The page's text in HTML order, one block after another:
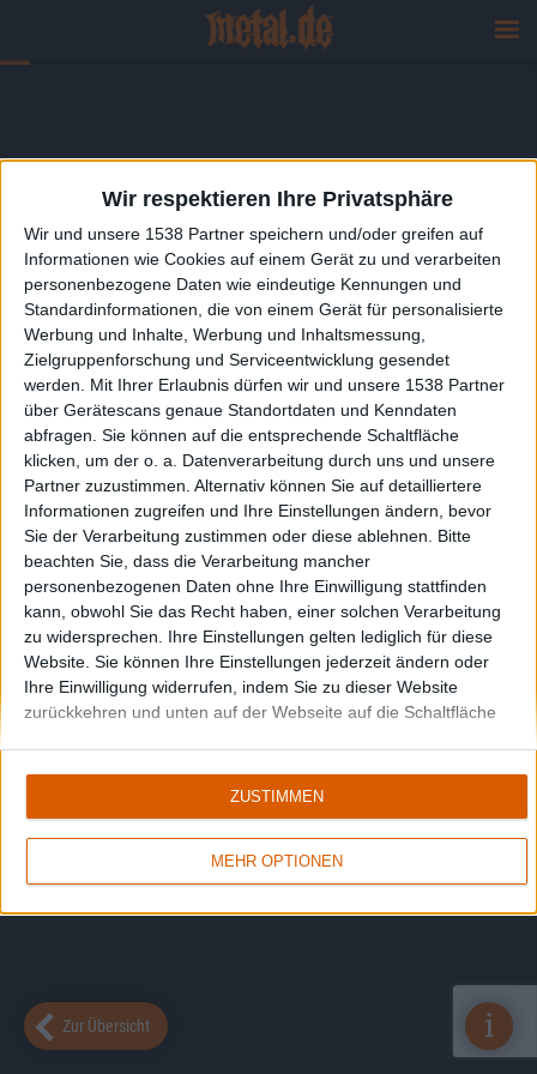
Wir respektieren Ihre Privatsphäre
Wir und unsere 1538 Partner speichern und/oder greifen auf
Informationen wie Cookies auf einem Gerät zu und verarbeiten
personenbezogene Daten wie eindeutige Kennungen und
Standardinformationen, die von einem Gerät für personalisierte
Werbung und Inhalte, Werbung und Inhaltsmessung,
Zielgruppenforschung und Serviceentwicklung gesendet
werden.
Mit Ihrer Erlaubnis dürfen wir und unsere 1538 Partner
über Gerätescans genaue Standortdaten und Kenndaten
abfragen. Sie können auf die entsprechende Schaltfläche
klicken, um der o. a. Datenverarbeitung durch uns und unsere
Partner zuzustimmen. Alternativ können Sie auf detailliertere
Informationen zugreifen und Ihre Einstellungen ändern, bevor
Sie der Verarbeitung zustimmen oder diese ablehnen.
Bitte
beachten Sie, dass die Verarbeitung mancher
personenbezogenen Daten ohne Ihre Einwilligung stattfinden
kann, obwohl Sie das Recht haben, einer solchen Verarbeitung
zu widersprechen. Ihre Einstellungen gelten lediglich für diese
Website. Sie können Ihre Einstellungen jederzeit ändern oder
Ihre Einwilligung widerrufen, indem Sie zu dieser Website
zurückkehren und unten auf der Webseite auf die Schaltfläche
MEHR OPTIONEN
ZUSTIMMEN
Zur Übersicht i